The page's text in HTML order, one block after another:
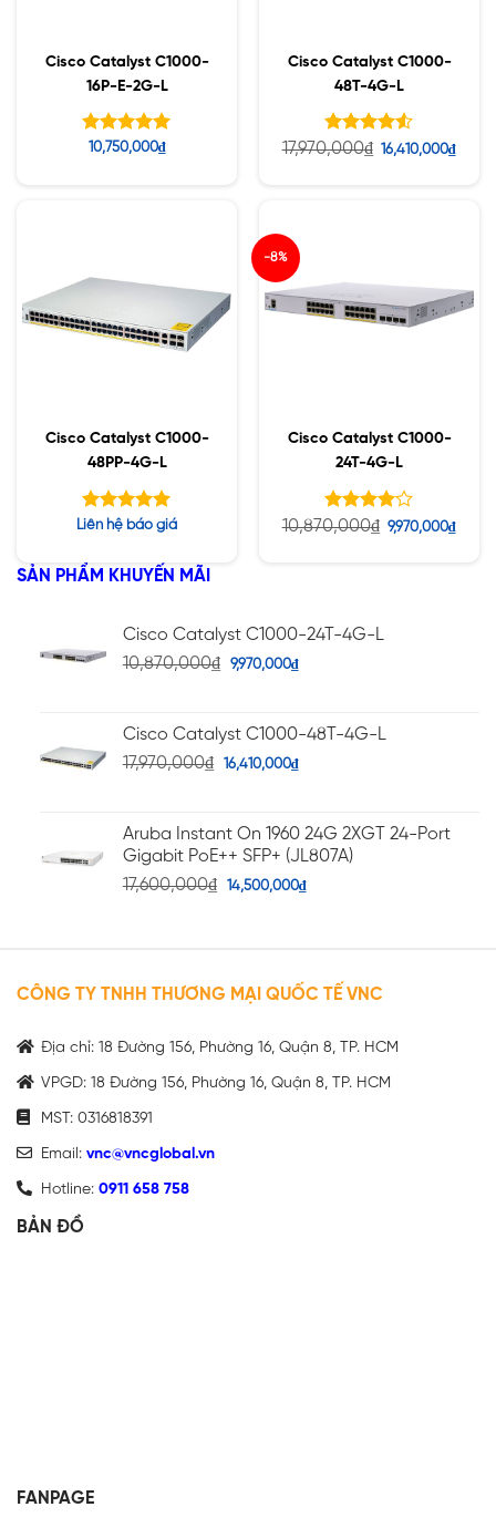
Cisco Catalyst C1000-
16P-E-2G-L
Được xếp
10,750,000₫
Cisco Catalyst C1000-
48T-4G-L
Được xếp
17,970,000₫ 16,410,000₫
Cisco Catalyst C1000-
48PP-4G-L
Được xếp
5 sao
Liên hệ báo giá
-8%
Cisco Catalyst C1000-
24T-4G-L
Được
10,870,000₫ 9,970,000₫
SẢN PHẨM KHUYẾN MÃI
Cisco Catalyst C1000-24T-4G-L
10,870,000₫ 9,970,000₫
Cisco Catalyst C1000-48T-4G-L
17,970,000₫ 16,410,000₫
Aruba Instant On 1960 24G 2XGT 24-Port
Gigabit PoE++ SFP+ (JL807A)
17,600,000₫ 14,500,000₫
CÔNG TY TNHH THƯƠNG MẠI QUỐC TẾ VNC
Địa chỉ: 18 Đường 156, Phường 16, Quận 8, TP. HCM
VPGD: 18 Đường 156, Phường 16, Quận 8, TP. HCM
MST: 0316818391
Email: vnc@vncglobal.vn
Hotline: 0911 658 758
BẢN ĐỒ
FANPAGE